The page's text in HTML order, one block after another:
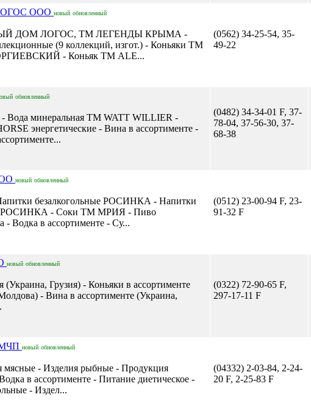
ООО новый обновленный
ДОМ ЛОГОС, ТМ ЛЕГЕНДЫ КРЫМА -
(9 коллекций, изгот.) - Коньяки ТМ
- Коньяк ТМ ALE...
(0562) 34-25-54, 35-
49-22
обновленный
- Вода минеральная TM WATT WILLIER -
энергетические - Вина в ассортименте -
(0482) 34-34-01 F, 37-
78-04, 37-56-30, 37-
68-38
новый обновленный
безалкогольные РОСИНКА - Напитки
РОСИНКА - Соки ТМ МРИЯ - Пиво
в ассортименте - Су...
(0512) 23-00-94 F, 23-
91-32 F
новый обновленный
(Украина, Грузия) - Коньяки в ассортименте
- Вина в ассортименте (Украина,
(0322) 72-90-65 F,
297-17-11 F
новый обновленный
мясные - Изделия рыбные - Продукция
в ассортименте - Питание диетическое -
- Издел...
(04332) 2-03-84, 2-24-
20 F, 2-25-83 F